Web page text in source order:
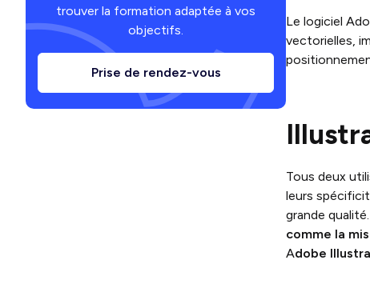
trouver la formation adaptée à vos
objectifs.
Prise de rendez-vous
Le logiciel
vectorielles,
Tous deux
leurs
grande
comme la
Adobe